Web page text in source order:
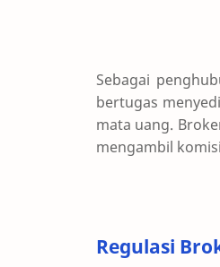
Sebagai
bertugas
mata uang.
mengambil
Regulasi